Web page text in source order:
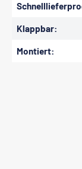
Klappbar:
Montiert: